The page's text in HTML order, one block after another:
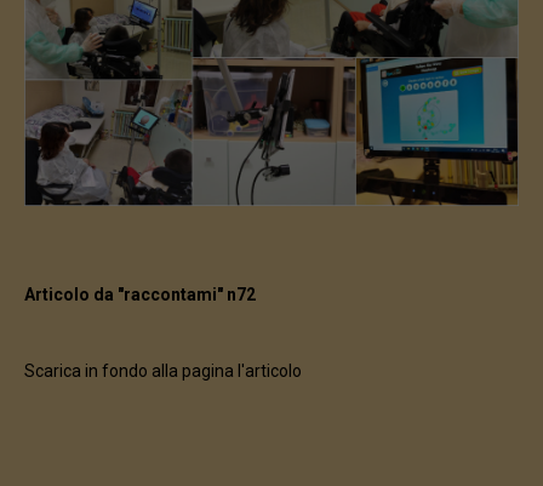
Articolo da "raccontami" n72
Scarica in fondo alla pagina l'articolo